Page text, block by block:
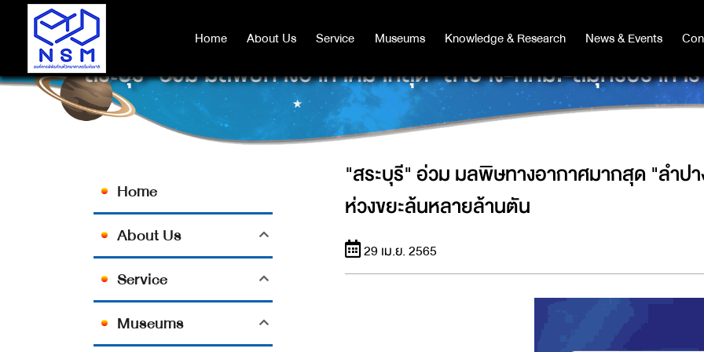
Home About Us Service Museums Knowledge & Research News & Events
Home About Us Service Museums Knowledge & Research News & Events
"สระบุรี" อ่วม มลพิษทางอากาศมากสุด "ลำปาง-กทม.-สมุทรปรากา
Home
About Us
Service
Museums
"สระบุรี" อ่วม มลพิษทางอากาศมากสุด "ลำป
ห่วงขยะล้นหลายล้านตัน
29 เม.ย. 2565